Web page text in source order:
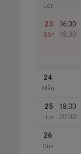
Lör
23
Sön
16:00
18:00
24
Mån
25
Tis
18:30
20:00
26
Ons